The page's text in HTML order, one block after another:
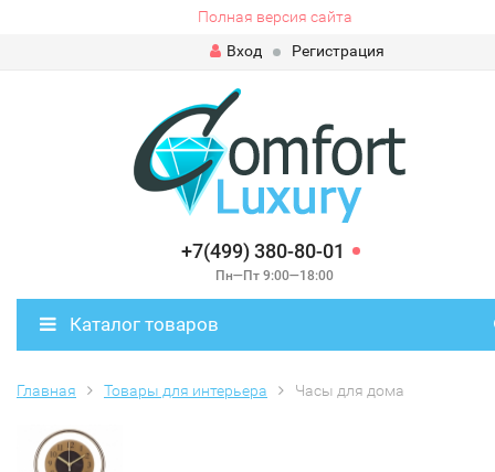
Полная версия сайта
Вход
Регистрация
+7(499) 380-80-01
Пн—Пт 9:00—18:00
Каталог товаров
Главная Товары для интерьера Часы для дома